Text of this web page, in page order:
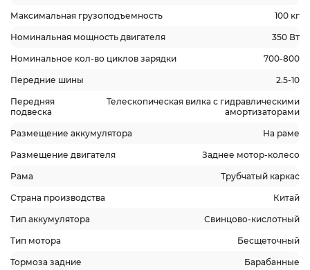
Максимальная грузоподъемность 100 кг
Номинальная мощность двигателя 350 Вт
Номинальное кол-во циклов зарядки 700-800
Передние шины 2.5-10
Передняя
подвеска
Телескопическая вилка с гидравлическими
амортизаторами
Размещение аккумулятора На раме
Размещение двигателя Заднее мотор-колесо
Рама Трубчатый каркас
Страна производства Китай
Тип аккумулятора Свинцово-кислотный
Тип мотора Бесщеточный
Тормоза задние Барабанные